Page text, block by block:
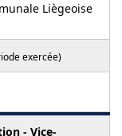
Liègeoise
exercée)
- Vice-